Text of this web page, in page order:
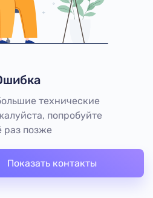
технические
попробуйте
раз позже
Показать контакты